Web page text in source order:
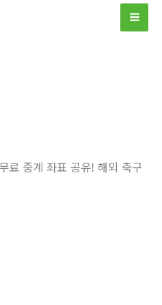
료 중계 좌표 공유! 해외 축구